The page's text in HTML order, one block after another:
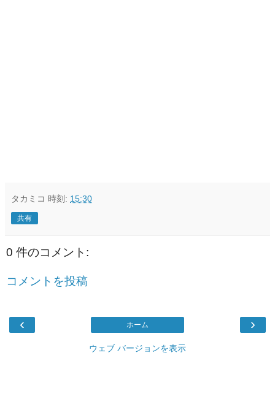
タカミコ 時刻: 15:30
共有
0 件のコメント:
コメントを投稿
‹ ›
ホーム
ウェブ バージョンを表示